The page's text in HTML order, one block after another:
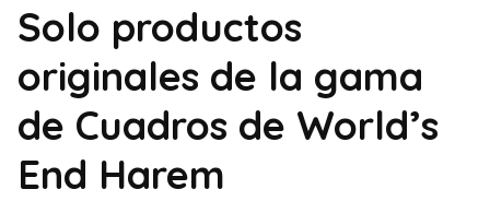
Solo productos
originales de la gama
de Cuadros de World’s
End Harem